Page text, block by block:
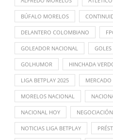
BÚFALO MORELOS
DELANTERO COLOMBIANO
GOLEADOR NACIONAL
GOLHUMOR HINCHADA
LIGA BETPLAY 2025 MERCADO
MORELOS NACIONAL
NACIONAL HOY
NOTICIAS LIGA BETPLAY